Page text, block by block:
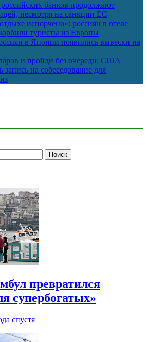
банков продолжают
несмотря на санкции ЕС
испорчено»: россиян в отеле
туристы из Европы
в Японии появились вывески на
и пройди без очереди: США
запись на собеседование для
превратился
супербогатых»
спустя